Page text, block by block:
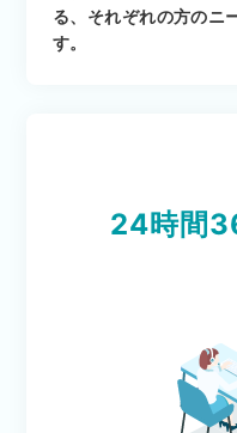
る、それぞれの方のニ
す。
24時間